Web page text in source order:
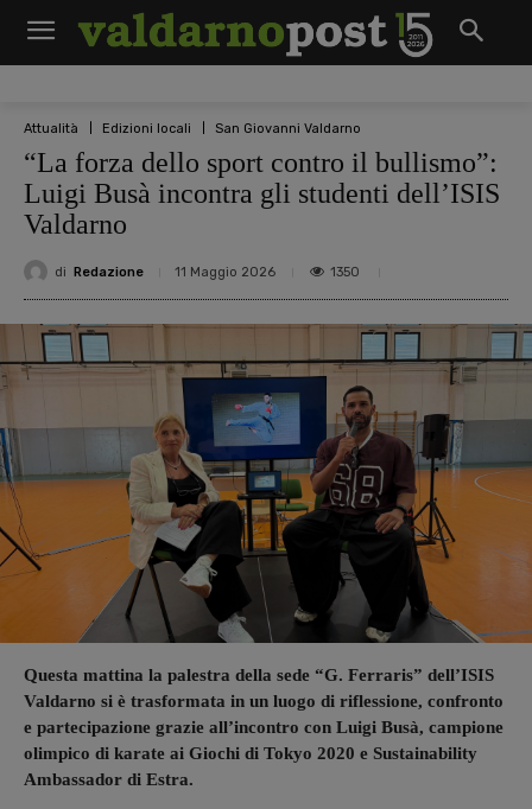
Attualità Edizioni locali San Giovanni Valdarno
“La forza dello sport contro il bullismo”:
Luigi Busà incontra gli studenti dell’ISIS
Valdarno
di Redazione 11 Maggio 2026 1350
Questa mattina la palestra della sede “G. Ferraris” dell’ISIS
Valdarno si è trasformata in un luogo di riflessione, confronto
e partecipazione grazie all’incontro con Luigi Busà, campione
olimpico di karate ai Giochi di Tokyo 2020 e Sustainability
Ambassador di Estra.